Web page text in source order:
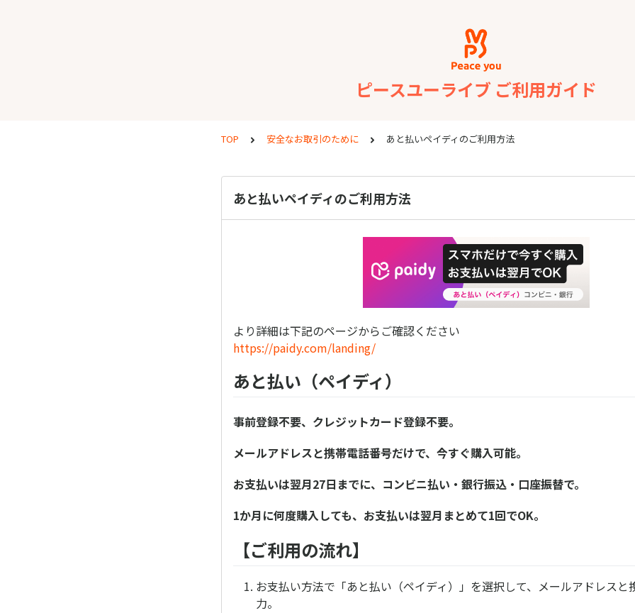
ピースユーライブ ご利用ガイド
TOP 安全なお取引のために あと払いペイディのご利用方法
あと払いペイディのご利用方法
より詳細は下記のページからご確認ください
https://paidy.com/landing/
あと払い（ペイディ）
事前登録不要、クレジットカード登録不要。
メールアドレスと携帯電話番号だけで、今すぐ購入可能。
お支払いは翌月27日までに、コンビニ払い・銀行振込・口座振替で。
1か月に何度購入しても、お支払いは翌月まとめて1回でOK。
【ご利用の流れ】
お支払い方法で「あと払い（ペイディ）」を選択して、メールアドレスと
力。